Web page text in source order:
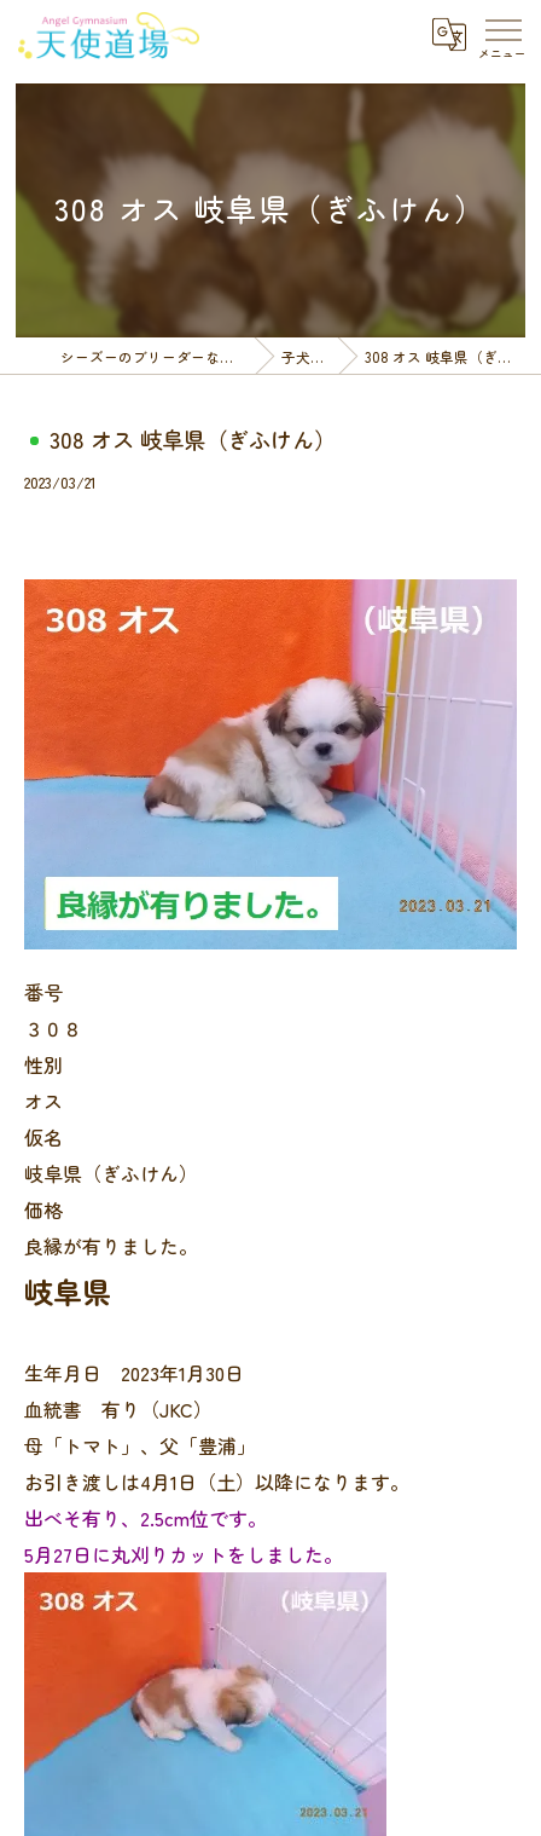
308 オス 岐阜県（ぎふけん）
シーズーのブリーダーなら天使道場 子犬一覧 308 オス 岐阜県（ぎふけん）
308 オス 岐阜県（ぎふけん）
2023/03/21
番号
３０８
性別
オス
仮名
岐阜県（ぎふけん）
価格
良縁が有りました。
岐阜県
生年月日 2023年1月30日
血統書 有り（JKC）
母「トマト」、父「豊浦」
お引き渡しは4月1日（土）以降になります。
出べそ有り、2.5cm位です。
5月27日に丸刈りカットをしました。